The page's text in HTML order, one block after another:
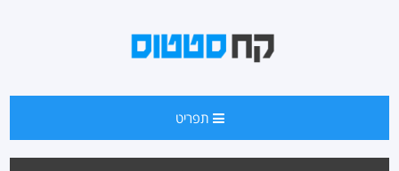
תפריט